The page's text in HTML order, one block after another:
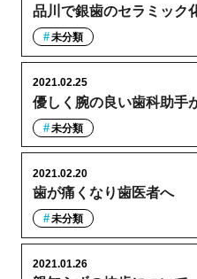
品川で銀歯のセラミック
未分類
優しく腕の良い歯科助手
2021.02.25
未分類
歯が痛くなり歯医者へ
2021.02.20
未分類
2021.01.26